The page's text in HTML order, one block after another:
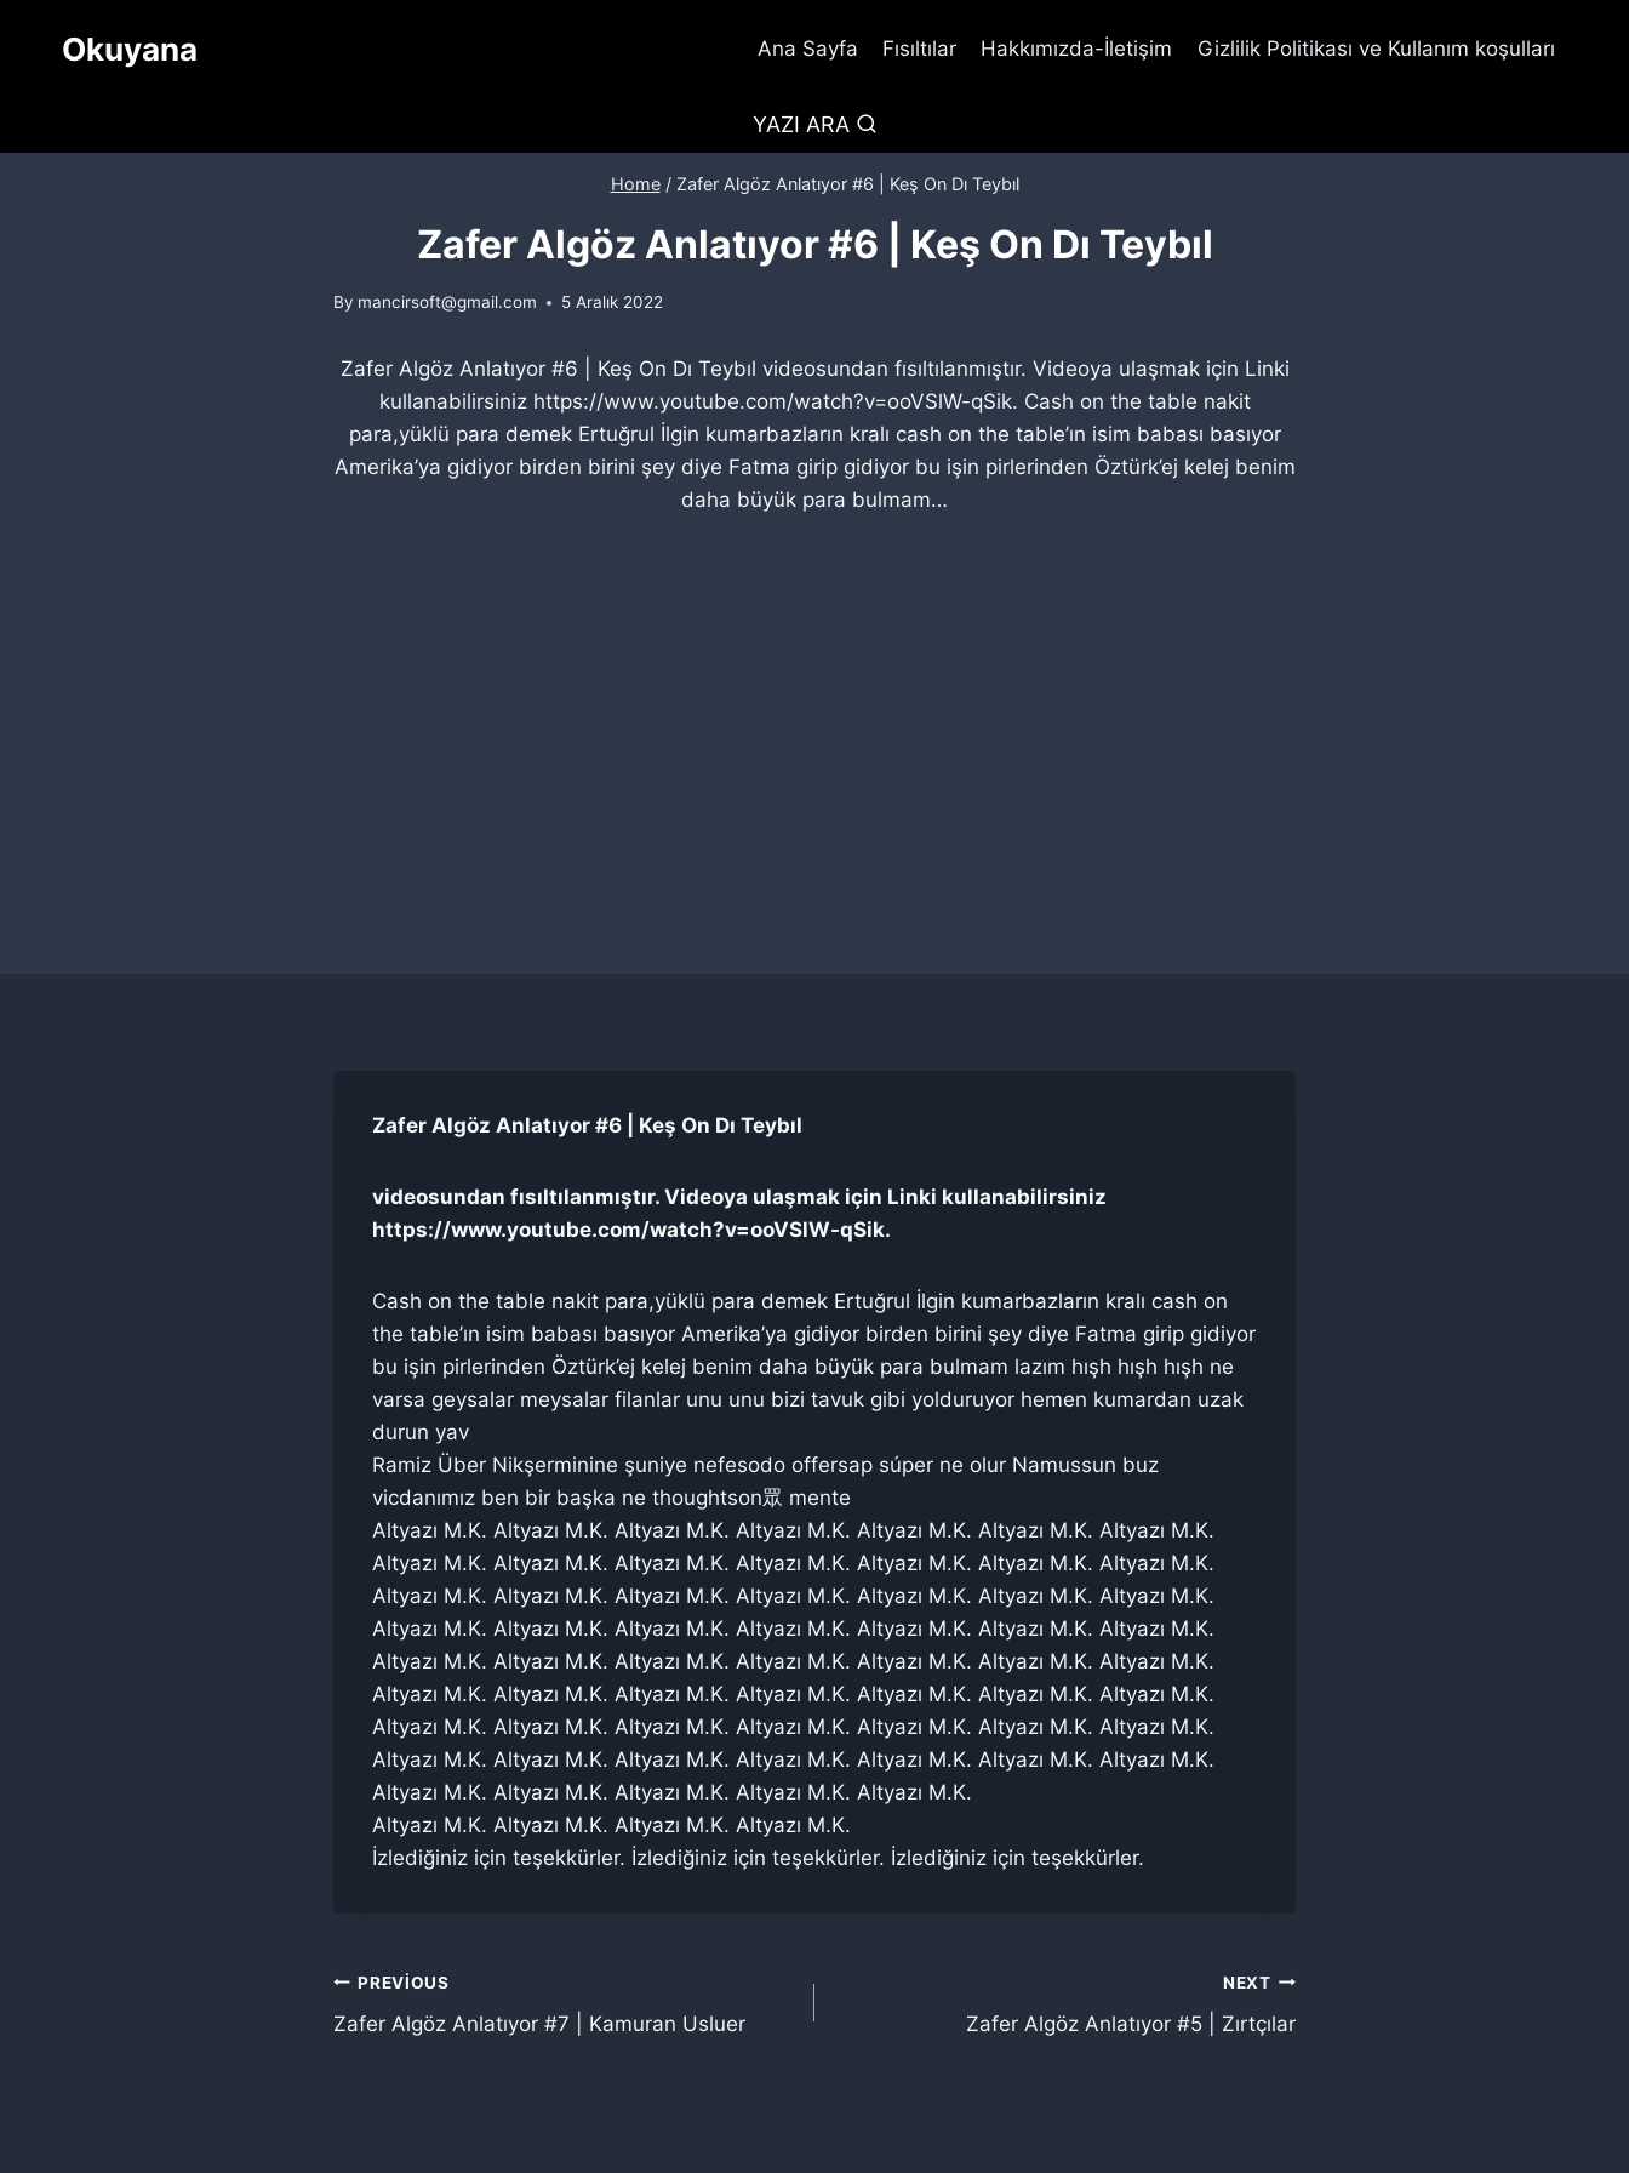
Okuyana Ana Sayfa Fısıltılar Hakkımızda-İletişim Gizlilik Politikası ve Kullanım koşulları
YAZI ARA
Home / Zafer Algöz Anlatıyor #6 | Keş On Dı Teybıl
Zafer Algöz Anlatıyor #6 | Keş On Dı Teybıl
By mancirsoft@gmail.com 5 Aralık 2022
Zafer Algöz Anlatıyor #6 | Keş On Dı Teybıl videosundan fısıltılanmıştır. Videoya ulaşmak için Linki
kullanabilirsiniz https://www.youtube.com/watch?v=ooVSlW-qSik. Cash on the table nakit
para,yüklü para demek Ertuğrul İlgin kumarbazların kralı cash on the table’ın isim babası basıyor
Amerika’ya gidiyor birden birini şey diye Fatma girip gidiyor bu işin pirlerinden Öztürk’ej kelej benim
daha büyük para bulmam…
Zafer Algöz Anlatıyor #6 | Keş On Dı Teybıl
videosundan fısıltılanmıştır. Videoya ulaşmak için Linki kullanabilirsiniz
https://www.youtube.com/watch?v=ooVSlW-qSik.
Cash on the table nakit para,yüklü para demek Ertuğrul İlgin kumarbazların kralı cash on
the table’ın isim babası basıyor Amerika’ya gidiyor birden birini şey diye Fatma girip gidiyor
bu işin pirlerinden Öztürk’ej kelej benim daha büyük para bulmam lazım hışh hışh hışh ne
varsa geysalar meysalar filanlar unu unu bizi tavuk gibi yolduruyor hemen kumardan uzak
durun yav
Ramiz Über Nikşerminine şuniye nefesodo offersap súper ne olur Namussun buz
vicdanımız ben bir başka ne thoughtson眾 mente
Altyazı M.K. Altyazı M.K. Altyazı M.K. Altyazı M.K. Altyazı M.K. Altyazı M.K. Altyazı M.K.
Altyazı M.K. Altyazı M.K. Altyazı M.K. Altyazı M.K. Altyazı M.K. Altyazı M.K. Altyazı M.K.
Altyazı M.K. Altyazı M.K. Altyazı M.K. Altyazı M.K. Altyazı M.K. Altyazı M.K. Altyazı M.K.
Altyazı M.K. Altyazı M.K. Altyazı M.K. Altyazı M.K. Altyazı M.K. Altyazı M.K. Altyazı M.K.
Altyazı M.K. Altyazı M.K. Altyazı M.K. Altyazı M.K. Altyazı M.K. Altyazı M.K. Altyazı M.K.
Altyazı M.K. Altyazı M.K. Altyazı M.K. Altyazı M.K. Altyazı M.K. Altyazı M.K. Altyazı M.K.
Altyazı M.K. Altyazı M.K. Altyazı M.K. Altyazı M.K. Altyazı M.K. Altyazı M.K. Altyazı M.K.
Altyazı M.K. Altyazı M.K. Altyazı M.K. Altyazı M.K. Altyazı M.K. Altyazı M.K. Altyazı M.K.
Altyazı M.K. Altyazı M.K. Altyazı M.K. Altyazı M.K. Altyazı M.K.
Altyazı M.K. Altyazı M.K. Altyazı M.K. Altyazı M.K.
İzlediğiniz için teşekkürler. İzlediğiniz için teşekkürler. İzlediğiniz için teşekkürler.
Yazı
gezinmesi
PREVIOUS
Zafer Algöz Anlatıyor #7 | Kamuran Usluer
NEXT
Zafer Algöz Anlatıyor #5 | Zırtçılar